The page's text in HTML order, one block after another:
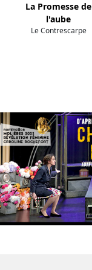
La Promesse de
l'aube
Le Contrescarpe